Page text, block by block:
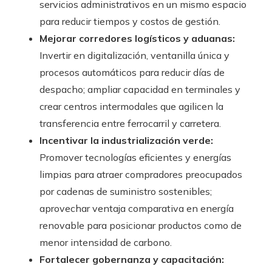
servicios administrativos en un mismo espacio
para reducir tiempos y costos de gestión.
Mejorar corredores logísticos y aduanas:
Invertir en digitalización, ventanilla única y
procesos automáticos para reducir días de
despacho; ampliar capacidad en terminales y
crear centros intermodales que agilicen la
transferencia entre ferrocarril y carretera.
Incentivar la industrialización verde:
Promover tecnologías eficientes y energías
limpias para atraer compradores preocupados
por cadenas de suministro sostenibles;
aprovechar ventaja comparativa en energía
renovable para posicionar productos como de
menor intensidad de carbono.
Fortalecer gobernanza y capacitación: